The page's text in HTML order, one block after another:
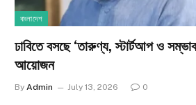
বাংলাদেশ
ঢাবিতে বসছে ‘তারুণ্য, স্টার্টআপ ও
আয়োজন
By Admin July 13, 2026 0